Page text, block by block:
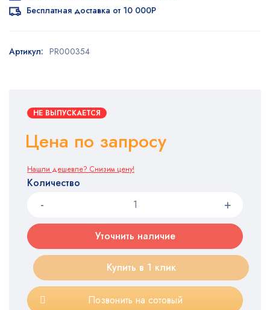
НЕ ВЫПУСКАЕТСЯ
Цена по запросу
Нашли дешевле? Снизим цену!
Количество
Уточнить наличие
Купить в 1 клик
Позвонить на сотовый
Бесплатная доставка от 10 000Р
Артикул: PR000354